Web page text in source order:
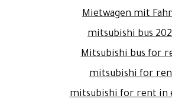
Mietwagen mit
mitsubishi bus
Mitsubishi bus for
mitsubishi for
mitsubishi for rent in